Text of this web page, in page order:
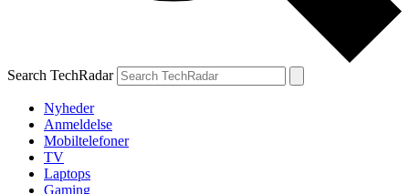
Search TechRadar
Nyheder
Anmeldelse
Mobiltelefoner
TV
Laptops
Gaming